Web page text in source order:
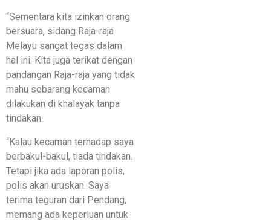
“Sementara kita izinkan orang
bersuara, sidang Raja-raja
Melayu sangat tegas dalam
hal ini. Kita juga terikat dengan
pandangan Raja-raja yang tidak
mahu sebarang kecaman
dilakukan di khalayak tanpa
tindakan.
“Kalau kecaman terhadap saya
berbakul-bakul, tiada tindakan.
Tetapi jika ada laporan polis,
polis akan uruskan. Saya
terima teguran dari Pendang,
memang ada keperluan untuk